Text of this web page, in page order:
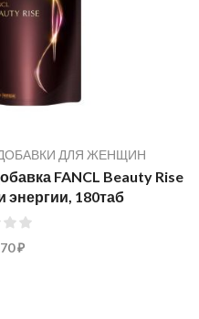
ДЛЯ ЖЕНЩИН
FANCL Beauty Rise
энергии, 180таб
₽